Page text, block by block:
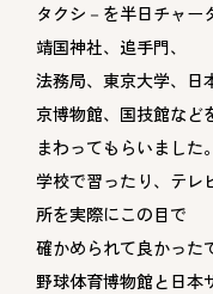
タクシ－を半日チャー
靖国神社、追手門、
法務局、東京大学、日
京博物館、国技館など
まわってもらいました。
学校で習ったり、テレ
所を実際にこの目で
確かめられて良かった
野球体育博物館と日本